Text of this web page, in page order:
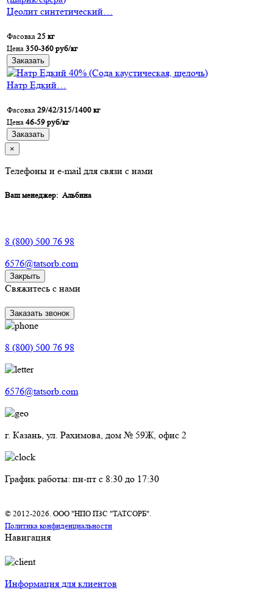
Цеолит синтетический…
Фасовка 25 кг
Цена 350-360 руб/кг
Заказать
Натр Едкий…
Фасовка 29/42/315/1400 кг
Цена 46-59 руб/кг
Заказать
×
Телефоны и e-mail для связи с нами
Ваш менеджер: Альбина
8 (800) 500 76 98
6576@tatsorb.com
Закрыть
Свяжитесь с нами
Заказать звонок
8 (800) 500 76 98
6576@tatsorb.com
г. Казань, ул. Рахимова, дом № 59Ж, офис 2
График работы: пн-пт с 8:30 до 17:30
© 2012-2026. ООО "НПО ПЗС "ТАТСОРБ".
Политика конфиденциальности
Навигация
Информация для клиентов